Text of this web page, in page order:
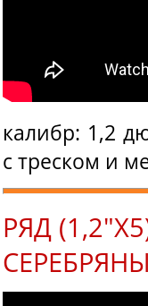
калибр: 1,2
с треском и
РЯД